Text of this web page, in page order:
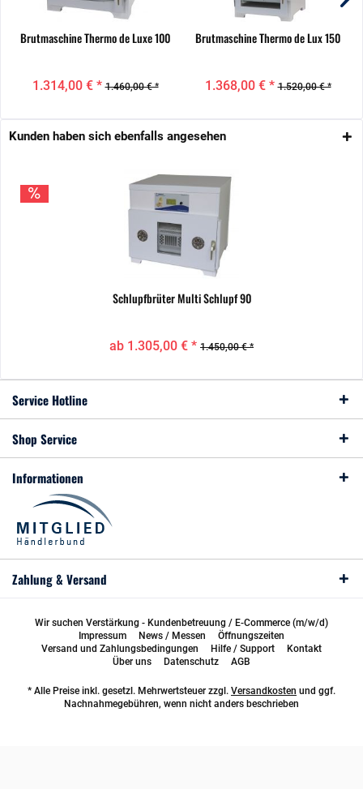
Brutmaschine Thermo de Luxe 100
1.314,00 € * 1.460,00 € *
Brutmaschine Thermo de Lux 150
1.368,00 € * 1.520,00 € *
Kunden haben sich ebenfalls angesehen
Schlupfbrüter Multi Schlupf 90
ab 1.305,00 € * 1.450,00 € *
Service Hotline
Shop Service
Informationen
Zahlung & Versand
Wir suchen Verstärkung - Kundenbetreuung / E-Commerce (m/w/d)
Impressum
News / Messen
Öffnungszeiten
Versand und Zahlungsbedingungen
Hilfe / Support
Kontakt
Über uns
Datenschutz AGB
* Alle Preise inkl. gesetzl. Mehrwertsteuer zzgl. Versandkosten und ggf.
Nachnahmegebühren, wenn nicht anders beschrieben